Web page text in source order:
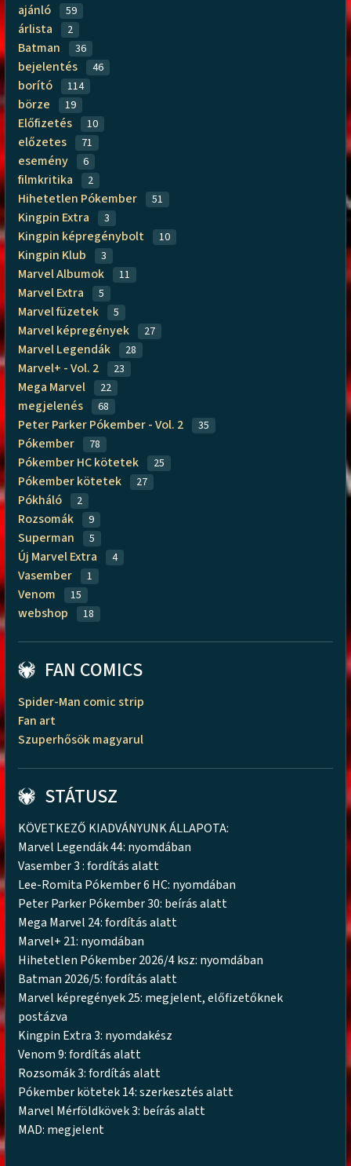
ajánló 59
árlista 2
Batman 36
bejelentés 46
borító 114
börze 19
Előfizetés 10
előzetes 71
esemény 6
filmkritika 2
Hihetetlen Pókember 51
Kingpin Extra 3
Kingpin képregénybolt 10
Kingpin Klub 3
Marvel Albumok 11
Marvel Extra 5
Marvel füzetek 5
Marvel képregények 27
Marvel Legendák 28
Marvel+ - Vol. 2 23
Mega Marvel 22
megjelenés 68
Peter Parker Pókember - Vol. 2 35
Pókember 78
Pókember HC kötetek 25
Pókember kötetek 27
Pókháló 2
Rozsomák 9
Superman 5
Új Marvel Extra 4
Vasember 1
Venom 15
webshop 18
FAN COMICS
Spider-Man comic strip
Fan art
Szuperhősök magyarul
STÁTUSZ
KÖVETKEZŐ KIADVÁNYUNK ÁLLAPOTA:
Marvel Legendák 44: nyomdában
Vasember 3 : fordítás alatt
Lee-Romita Pókember 6 HC: nyomdában
Peter Parker Pókember 30: beírás alatt
Mega Marvel 24: fordítás alatt
Marvel+ 21: nyomdában
Hihetetlen Pókember 2026/4 ksz: nyomdában
Batman 2026/5: fordítás alatt
Marvel képregények 25: megjelent, előfizetőknek
postázva
Kingpin Extra 3: nyomdakész
Venom 9: fordítás alatt
Rozsomák 3: fordítás alatt
Pókember kötetek 14: szerkesztés alatt
Marvel Mérföldkövek 3: beírás alatt
MAD: megjelent